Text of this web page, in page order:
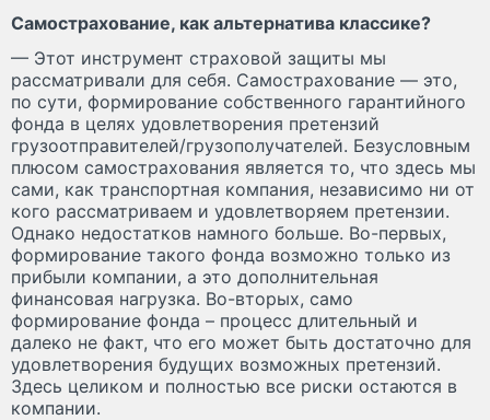
Самострахование, как альтернатива классике?
— Этот инструмент страховой защиты мы
рассматривали для себя. Самострахование — это,
по сути, формирование собственного гарантийного
фонда в целях удовлетворения претензий
грузоотправителей/грузополучателей. Безусловным
плюсом самострахования является то, что здесь мы
сами, как транспортная компания, независимо ни от
кого рассматриваем и удовлетворяем претензии.
Однако недостатков намного больше. Во-первых,
формирование такого фонда возможно только из
прибыли компании, а это дополнительная
финансовая нагрузка. Во-вторых, само
формирование фонда – процесс длительный и
далеко не факт, что его может быть достаточно для
удовлетворения будущих возможных претензий.
Здесь целиком и полностью все риски остаются в
компании.